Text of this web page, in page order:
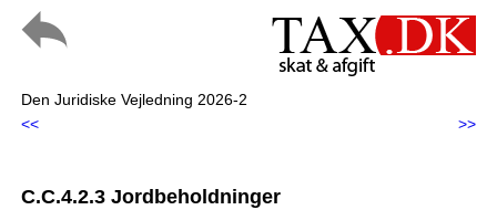
Den Juridiske Vejledning 2026-2
<<
>>
C.C.4.2.3 Jordbeholdninger